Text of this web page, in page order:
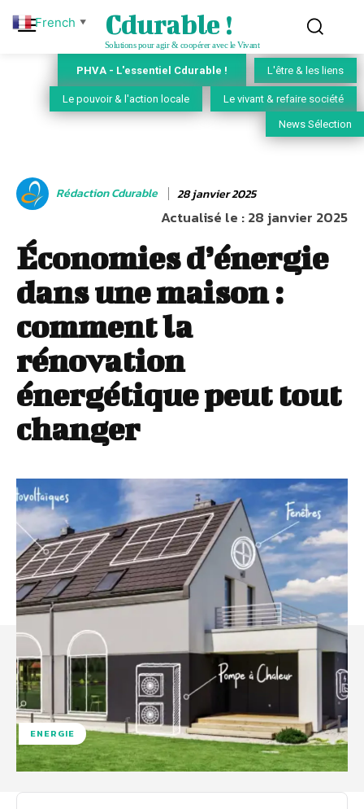
Cdurable !
Solutions pour agir & coopérer avec le Vivant
PHVA - L'essentiel Cdurable ! L'être & les liens
Le pouvoir & l'action locale Le vivant & refaire société
News Sélection
Rédaction Cdurable 28 janvier 2025
Actualisé le :28 janvier 2025
Économies d’énergie
dans une maison :
comment la
rénovation
énergétique peut tout
changer
ENERGIE
French ▼